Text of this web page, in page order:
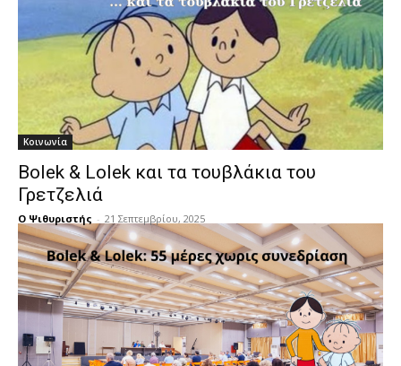
Κοινωνία
Bolek & Lolek και τα τουβλάκια του
Γρετζελιά
Ο Ψιθυριστής - 21 Σεπτεμβρίου, 2025